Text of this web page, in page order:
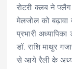
रोटरी क्लब ने
मेलजोल को बढ़ावा
प्रभारी अध्यापिका
डॉ. राशि माथुर
से आये रैली के